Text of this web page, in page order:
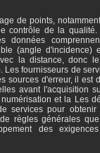
de points,
contrôle de la qualité.
données
(angle d'incidence)
la distance, donc
Les fournisseurs de
sources d'erreur, il est
avant l'acquisition
et la Les
services pour obtenir
règles générales
des